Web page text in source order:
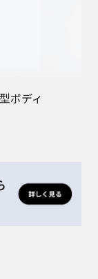
ボディ